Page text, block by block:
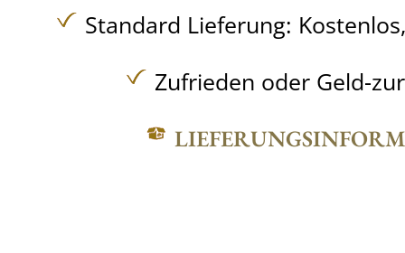
Standard Lieferung:
Zufrieden oder Geld-